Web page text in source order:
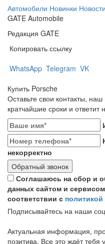
Автомобили Новинки
GATE Automobile
Редакция GATE
Копировать ссылку
WhatsApp Telegram VK
Купить Porsche
Оставьте свои контакты,
кратчайшие сроки и
некорректно
Обратный звонок
Соглашаюсь на сбор и
данных сайтом и
соответствии с
Подписывайтесь на наши
Актуальная информация,
позитива. Все это ждёт тебя